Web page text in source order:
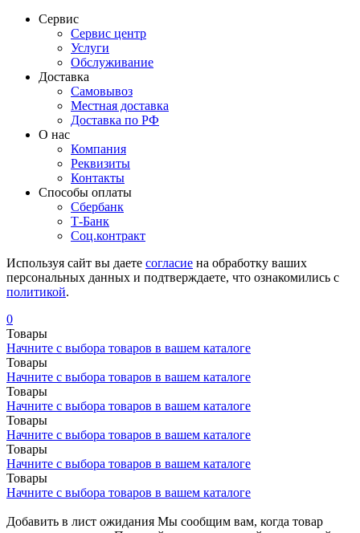
Сервис
Сервис центр
Услуги
Обслуживание
Доставка
Самовывоз
Местная доставка
Доставка по РФ
О нас
Компания
Реквизиты
Контакты
Cпособы оплаты
Сбербанк
Т-Банк
Соц.контракт
Используя сайт вы даете согласие на обработку ваших
персональных данных и подтверждаете, что ознакомились с
политикой.
0
Товары
Начните с выбора товаров в вашем каталоге
Товары
Начните с выбора товаров в вашем каталоге
Товары
Начните с выбора товаров в вашем каталоге
Товары
Начните с выбора товаров в вашем каталоге
Товары
Начните с выбора товаров в вашем каталоге
Товары
Начните с выбора товаров в вашем каталоге
Добавить в лист ожидания Мы сообщим вам, когда товар